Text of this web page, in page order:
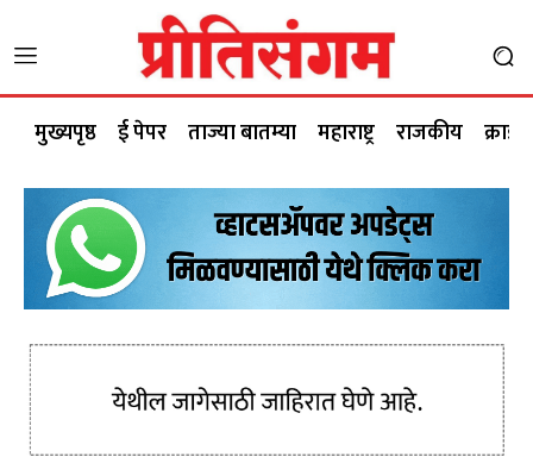
मुख्यपृष्ठ ई पेपर ताज्या बातम्या महाराष्ट्र राजकीय क्राईम